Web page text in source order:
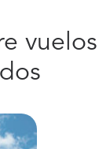
vuelos